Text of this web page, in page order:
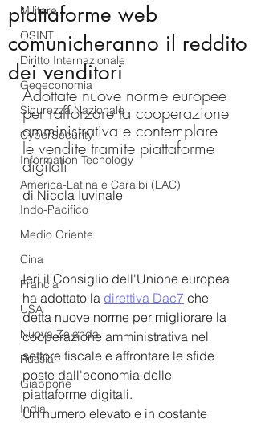
Militare
OSINT
Diritto Internazionale
Geoeconomia
Sicurezza Nazionale
CyberSecurity
Information Tecnology
America-Latina e Caraibi (LAC)
Indo-Pacifico
Medio Oriente
Cina
Francia
USA
Nuova Zelanda
Russia
Giappone
India
piattaforme web
comunicheranno il reddito
dei venditori
Adottate nuove norme europee
per rafforzare la cooperazione
amministrativa e contemplare
le vendite tramite piattaforme
digitali
di Nicola Iuvinale
Ieri il Consiglio dell'Unione europea
ha adottato la direttiva Dac7 che
detta nuove norme per migliorare la
cooperazione amministrativa nel
settore fiscale e affrontare le sfide
poste dall'economia delle
piattaforme digitali.
Un numero elevato e in costante